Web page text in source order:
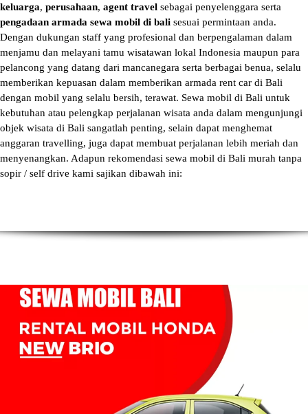
keluarga, perusahaan, agent travel sebagai penyelenggara serta
pengadaan armada sewa mobil di bali sesuai permintaan anda.
Dengan dukungan staff yang profesional dan berpengalaman dalam
menjamu dan melayani tamu wisatawan lokal Indonesia maupun para
pelancong yang datang dari mancanegara serta berbagai benua, selalu
memberikan kepuasan dalam memberikan armada rent car di Bali
dengan mobil yang selalu bersih, terawat. Sewa mobil di Bali untuk
kebutuhan atau pelengkap perjalanan wisata anda dalam mengunjungi
objek wisata di Bali sangatlah penting, selain dapat menghemat
anggaran travelling, juga dapat membuat perjalanan lebih meriah dan
menyenangkan. Adapun rekomendasi sewa mobil di Bali murah tanpa
sopir / self drive kami sajikan dibawah ini: